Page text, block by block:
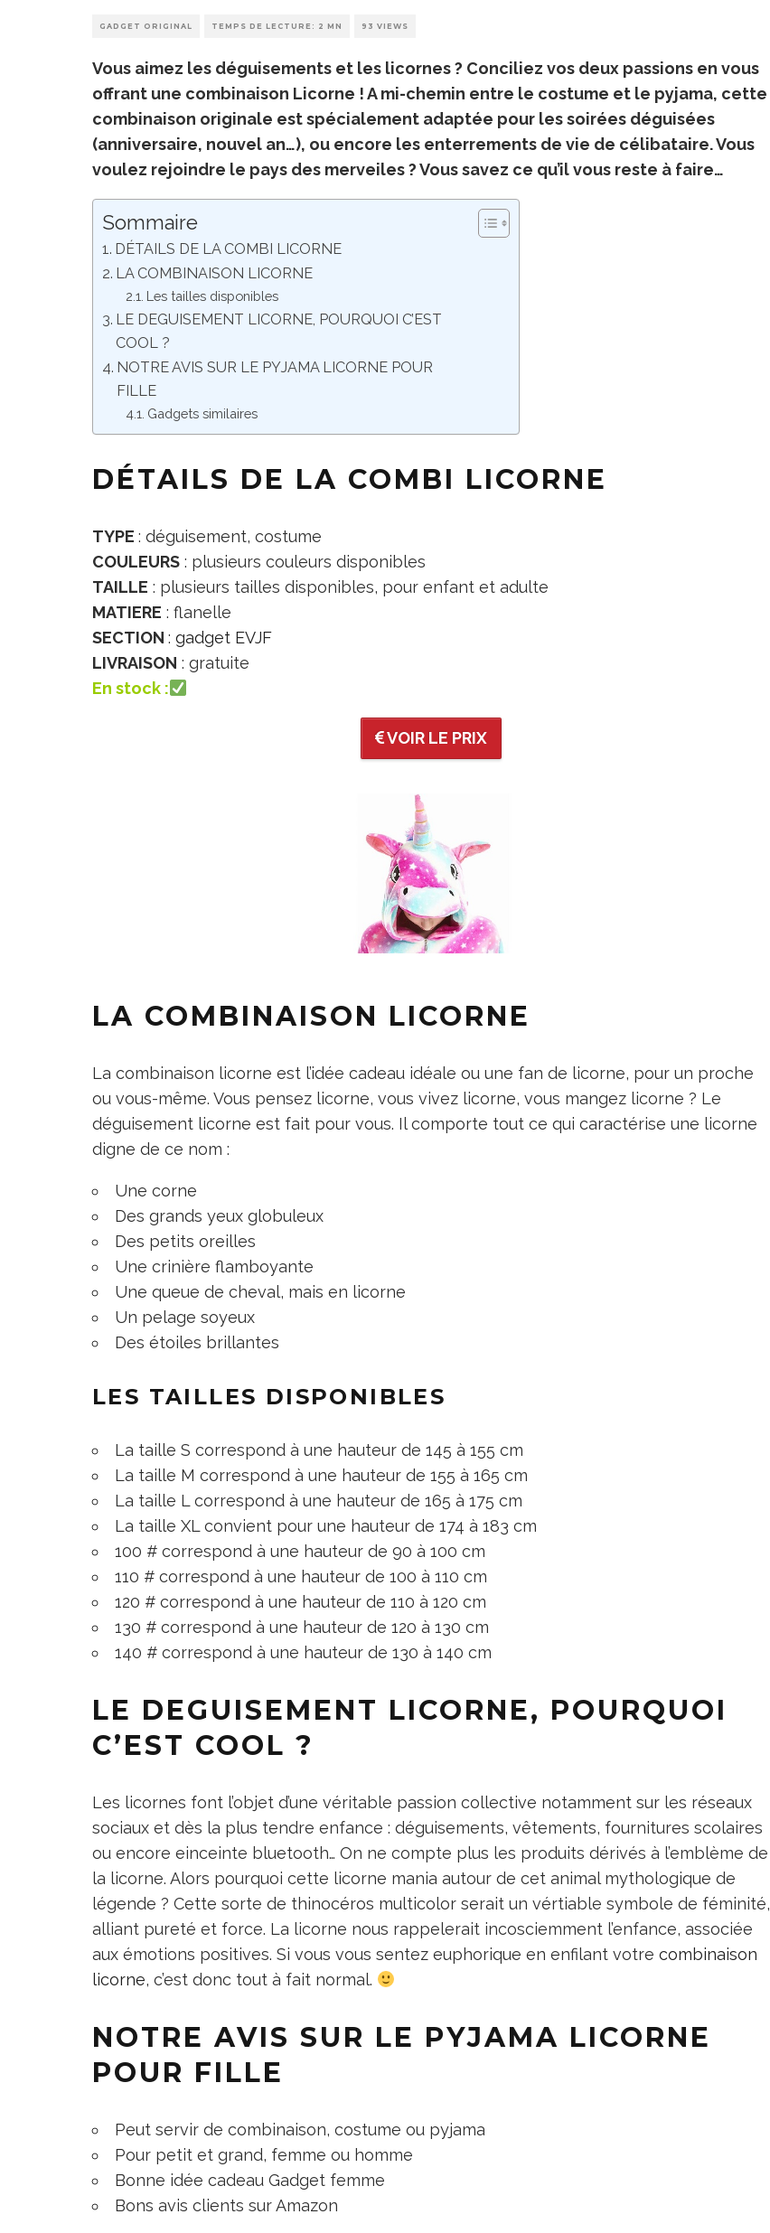
GADGET ORIGINAL TEMPS DE LECTURE: 2 MN 93 VIEWS
Vous aimez les déguisements et les licornes ? Conciliez vos deux passions en vous
offrant une combinaison Licorne ! A mi-chemin entre le costume et le pyjama, cette
combinaison originale est spécialement adaptée pour les soirées déguisées
(anniversaire, nouvel an…), ou encore les enterrements de vie de célibataire. Vous
voulez rejoindre le pays des merveiles ? Vous savez ce qu’il vous reste à faire…
Sommaire
DÉTAILS DE LA COMBI LICORNE
LA COMBINAISON LICORNE
Les tailles disponibles
LE DEGUISEMENT LICORNE, POURQUOI C’EST
COOL ?
NOTRE AVIS SUR LE PYJAMA LICORNE POUR
FILLE
Gadgets similaires
DÉTAILS DE LA COMBI LICORNE
TYPE : déguisement, costume
COULEURS : plusieurs couleurs disponibles
TAILLE : plusieurs tailles disponibles, pour enfant et adulte
MATIERE : flanelle
SECTION : gadget EVJF
LIVRAISON : gratuite
En stock :
VOIR LE PRIX
LA COMBINAISON LICORNE
La combinaison licorne est l’idée cadeau idéale ou une fan de licorne, pour un proche
ou vous-même. Vous pensez licorne, vous vivez licorne, vous mangez licorne ? Le
déguisement licorne est fait pour vous. Il comporte tout ce qui caractérise une licorne
digne de ce nom :
Une corne
Des grands yeux globuleux
Des petits oreilles
Une crinière flamboyante
Une queue de cheval, mais en licorne
Un pelage soyeux
Des étoiles brillantes
LES TAILLES DISPONIBLES
La taille S correspond à une hauteur de 145 à 155 cm
La taille M correspond à une hauteur de 155 à 165 cm
La taille L correspond à une hauteur de 165 à 175 cm
La taille XL convient pour une hauteur de 174 à 183 cm
100 # correspond à une hauteur de 90 à 100 cm
110 # correspond à une hauteur de 100 à 110 cm
120 # correspond à une hauteur de 110 à 120 cm
130 # correspond à une hauteur de 120 à 130 cm
140 # correspond à une hauteur de 130 à 140 cm
LE DEGUISEMENT LICORNE, POURQUOI
C’EST COOL ?
Les licornes font l’objet d’une véritable passion collective notamment sur les réseaux
sociaux et dès la plus tendre enfance : déguisements, vêtements, fournitures scolaires
ou encore einceinte bluetooth… On ne compte plus les produits dérivés à l’emblème de
la licorne. Alors pourquoi cette licorne mania autour de cet animal mythologique de
légende ? Cette sorte de thinocéros multicolor serait un vértiable symbole de féminité,
alliant pureté et force. La licorne nous rappelerait incosciemment l’enfance, associée
aux émotions positives. Si vous vous sentez euphorique en enfilant votre combinaison
licorne, c’est donc tout à fait normal.
NOTRE AVIS SUR LE PYJAMA LICORNE
POUR FILLE
Peut servir de combinaison, costume ou pyjama
Pour petit et grand, femme ou homme
Bonne idée cadeau Gadget femme
Bons avis clients sur Amazon